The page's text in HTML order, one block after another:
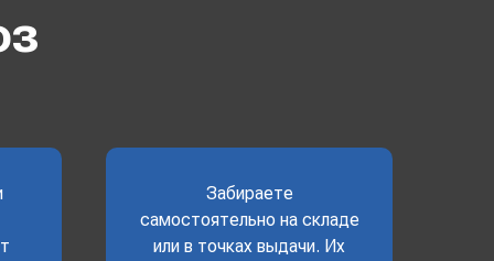
Забираете
самостоятельно на складе
или в точках выдачи. Их